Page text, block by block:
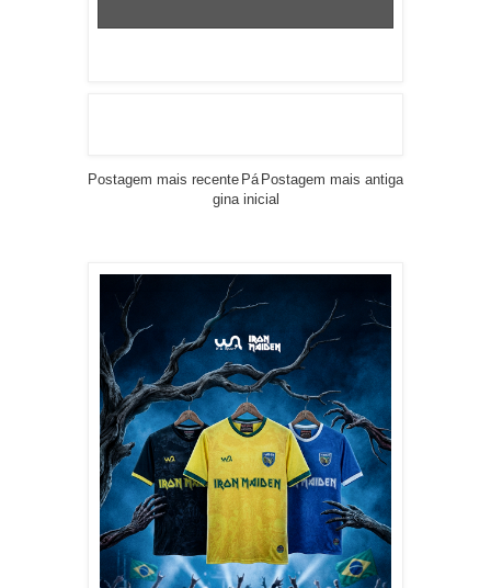
Postagem mais recente Postagem mais antiga
Pá
gina inicial